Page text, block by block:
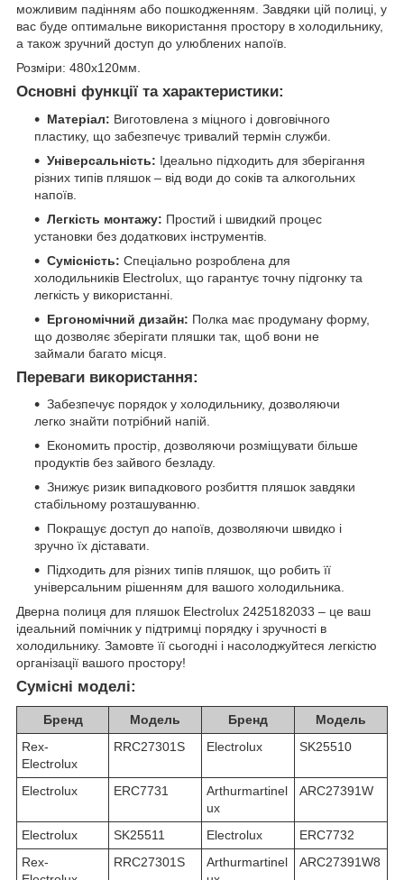
можливим падінням або пошкодженням. Завдяки цій полиці, у
вас буде оптимальне використання простору в холодильнику,
а також зручний доступ до улюблених напоїв.
Розміри: 480x120мм.
Основні функції та характеристики:
Матеріал: Виготовлена з міцного і довговічного
пластику, що забезпечує тривалий термін служби.
Універсальність: Ідеально підходить для зберігання
різних типів пляшок – від води до соків та алкогольних
напоїв.
Легкість монтажу: Простий і швидкий процес
установки без додаткових інструментів.
Сумісність: Спеціально розроблена для
холодильників Electrolux, що гарантує точну підгонку та
легкість у використанні.
Ергономічний дизайн: Полка має продуману форму,
що дозволяє зберігати пляшки так, щоб вони не
займали багато місця.
Переваги використання:
Забезпечує порядок у холодильнику, дозволяючи
легко знайти потрібний напій.
Економить простір, дозволяючи розміщувати більше
продуктів без зайвого безладу.
Знижує ризик випадкового розбиття пляшок завдяки
стабільному розташуванню.
Покращує доступ до напоїв, дозволяючи швидко і
зручно їх діставати.
Підходить для різних типів пляшок, що робить її
універсальним рішенням для вашого холодильника.
Дверна полиця для пляшок Electrolux 2425182033 – це ваш
ідеальний помічник у підтримці порядку і зручності в
холодильнику. Замовте її сьогодні і насолоджуйтеся легкістю
організації вашого простору!
Сумісні моделі:
Бренд Модель Бренд
Модель
Rex-
Electrolux
RRC27301S Electrolux SK25510
Electrolux ERC7731
Arthurmartinel
ux
ARC27391W
Electrolux SK25511 Electrolux
ERC7732
Rex-
RRC27301S
Arthurmartinel
ARC27391W8